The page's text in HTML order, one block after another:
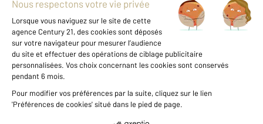
À propos
International
Nous contacter